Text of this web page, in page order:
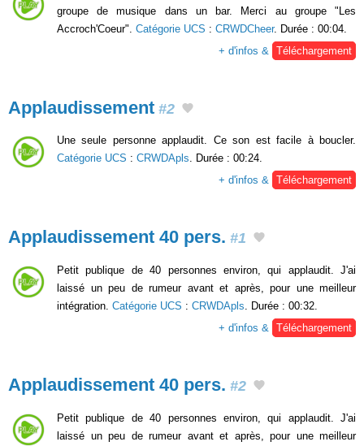
groupe de musique dans un bar. Merci au groupe "Les
Accroch'Coeur". Catégorie UCS : CRWDCheer. Durée : 00:04.
+ d'infos &
Téléchargement
Applaudissement #2
Une seule personne applaudit. Ce son est facile à boucler.
Catégorie UCS : CRWDApls. Durée : 00:24.
+ d'infos & Téléchargement
Applaudissement 40 pers. #1
Petit publique de 40 personnes environ, qui applaudit. J'ai
laissé un peu de rumeur avant et après, pour une meilleur
intégration. Catégorie UCS : CRWDApls. Durée : 00:32.
+ d'infos & Téléchargement
Applaudissement 40 pers. #2
Petit publique de 40 personnes environ, qui applaudit. J'ai
laissé un peu de rumeur avant et après, pour une meilleur